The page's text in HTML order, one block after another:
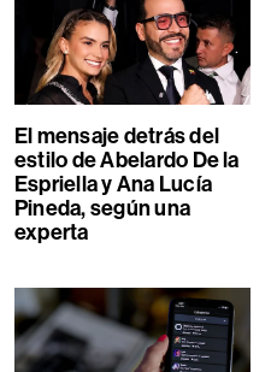
El mensaje detrás del
estilo de Abelardo De la
Espriella y Ana Lucía
Pineda, según una
experta